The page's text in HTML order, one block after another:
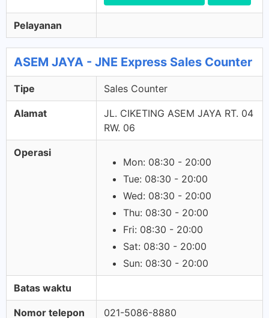
Pelayanan
ASEM JAYA - JNE Express Sales Counter
Tipe Sales Counter
Alamat
JL. CIKETING ASEM JAYA RT. 04
RW. 06
Operasi
Mon: 08:30 - 20:00
Tue: 08:30 - 20:00
Wed: 08:30 - 20:00
Thu: 08:30 - 20:00
Fri: 08:30 - 20:00
Sat: 08:30 - 20:00
Sun: 08:30 - 20:00
Batas waktu
Nomor telepon 021-5086-8880